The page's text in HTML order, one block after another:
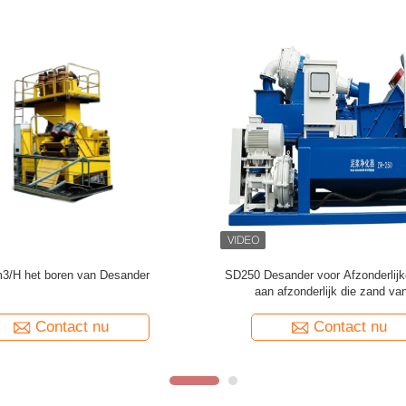
Desander Geavanceerde
Contact nu
SD500 de Machine van
Stichtingsbouw 500m3/h aan
Contact nu